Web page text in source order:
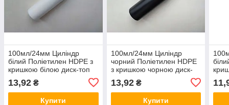
100мл/24мм Циліндр
білий Поліетилен HDPE з
кришкою білою диск-топ
пластиковий,
пластмасовий
13,92 ₴
Купити
100мл/24мм Циліндр
чорний Поліетилен HDPE
з кришкою чорною диск-
пластиковий,
пластмасовий
13,92₴
Купити